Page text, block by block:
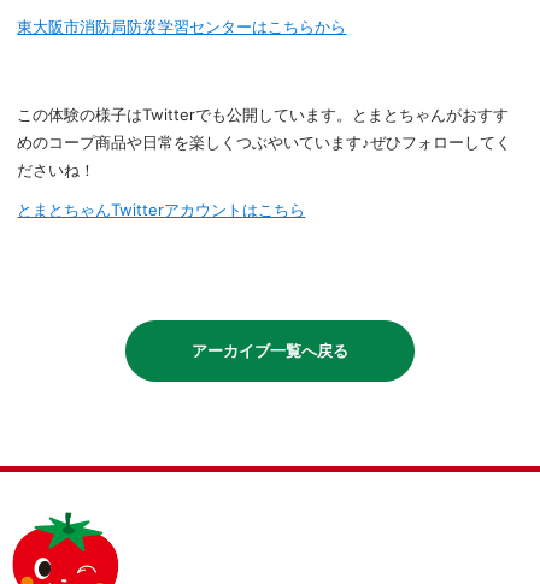
東大阪市消防局防災学習センターはこちらから
この体験の様子はTwitterでも公開しています。とまとちゃんがおすす
めのコープ商品や日常を楽しくつぶやいています♪ぜひフォローしてく
ださいね！
とまとちゃんTwitterアカウントはこちら
アーカイブ一覧へ戻る